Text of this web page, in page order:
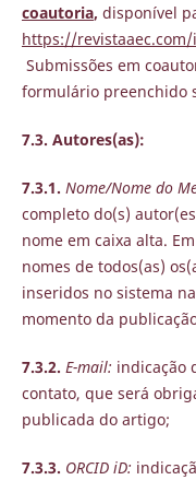
coautoria, disponível
https://
Submissões em
formulário preenchido
7.3. Autores(as):
7.3.1. Nome/Nome do
completo do(s)
nome em caixa alta.
nomes de todos(as)
inseridos no sistema
momento da
7.3.2. E-mail: indicação
contato, que será
publicada do artigo;
7.3.3. ORCID iD: